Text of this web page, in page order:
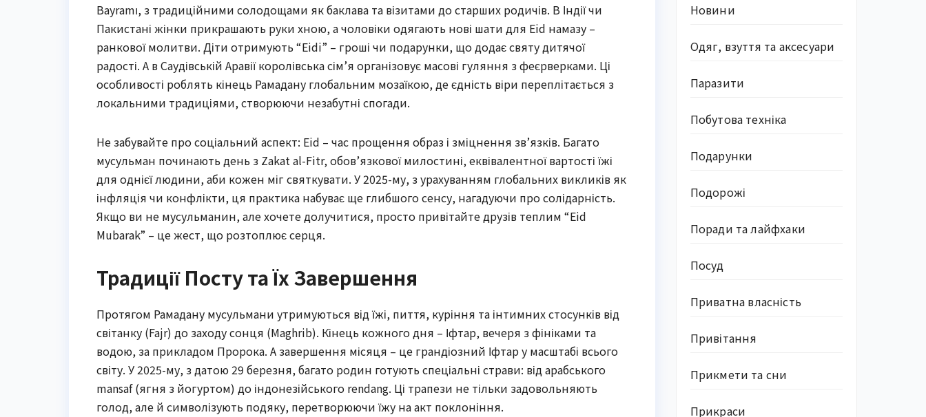
Bayramı, з традиційними солодощами як баклава та візитами до старших родичів. В Індії чи
Пакистані жінки прикрашають руки хною, а чоловіки одягають нові шати для Eid намазу –
ранкової молитви. Діти отримують “Eidi” – гроші чи подарунки, що додає святу дитячої
радості. А в Саудівській Аравії королівська сім’я організовує масові гуляння з феєрверками. Ці
особливості роблять кінець Рамадану глобальним мозаїкою, де єдність віри переплітається з
локальними традиціями, створюючи незабутні спогади.
Не забувайте про соціальний аспект: Eid – час прощення образ і зміцнення зв’язків. Багато
мусульман починають день з Zakat al-Fitr, обов’язкової милостині, еквівалентної вартості їжі
для однієї людини, аби кожен міг святкувати. У 2025-му, з урахуванням глобальних викликів як
інфляція чи конфлікти, ця практика набуває ще глибшого сенсу, нагадуючи про солідарність.
Якщо ви не мусульманин, але хочете долучитися, просто привітайте друзів теплим “Eid
Mubarak” – це жест, що розтоплює серця.
Традиції Посту та Їх Завершення
Протягом Рамадану мусульмани утримуються від їжі, пиття, куріння та інтимних стосунків від
світанку (Fajr) до заходу сонця (Maghrib). Кінець кожного дня – Іфтар, вечеря з фініками та
водою, за прикладом Пророка. А завершення місяця – це грандіозний Іфтар у масштабі всього
світу. У 2025-му, з датою 29 березня, багато родин готують спеціальні страви: від арабського
mansaf (ягня з йогуртом) до індонезійського rendang. Ці трапези не тільки задовольняють
голод, але й символізують подяку, перетворюючи їжу на акт поклоніння.
Новини
Одяг, взуття та аксесуари
Паразити
Побутова техніка
Подарунки
Подорожі
Поради та лайфхаки
Посуд
Приватна власність
Привітання
Прикмети та сни
Прикраси